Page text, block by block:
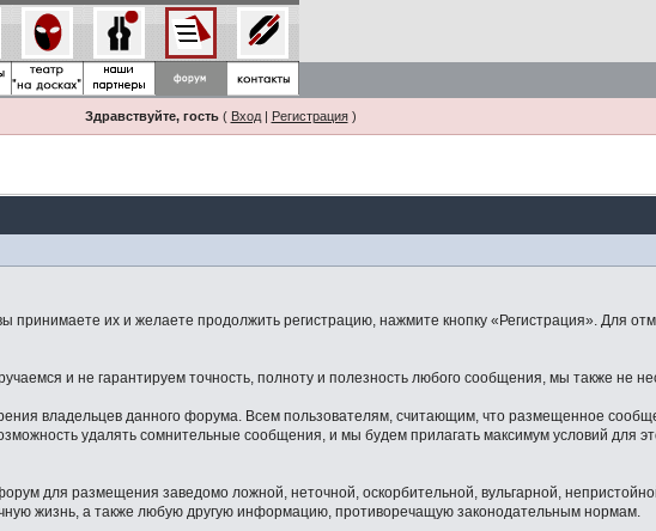
Здравствуйте, гость( Вход| Регистрация)
их и желаете продолжить регистрацию, нажмите кнопку «Регистрация». Для
и не гарантируем точность, полноту и полезность любого сообщения, мы также не
владельцев данного форума. Всем пользователям, считающим, что размещенное
удалять сомнительные сообщения, и мы будем прилагать максимум условий для
для размещения заведомо ложной, неточной, оскорбительной, вульгарной,
жизнь, а также любую другую информацию, противоречащую законодательным нормам.